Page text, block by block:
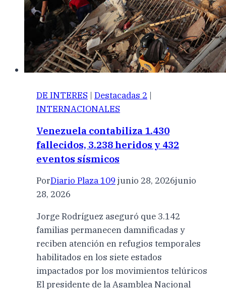
DE INTERES | Destacadas 2 |
INTERNACIONALES
Venezuela contabiliza 1.430
fallecidos, 3.238 heridos y 432
eventos sísmicos
PorDiario Plaza 109 junio 28, 2026junio
28, 2026
Jorge Rodríguez aseguró que 3.142
familias permanecen damnificadas y
reciben atención en refugios temporales
habilitados en los siete estados
impactados por los movimientos telúricos
El presidente de la Asamblea Nacional